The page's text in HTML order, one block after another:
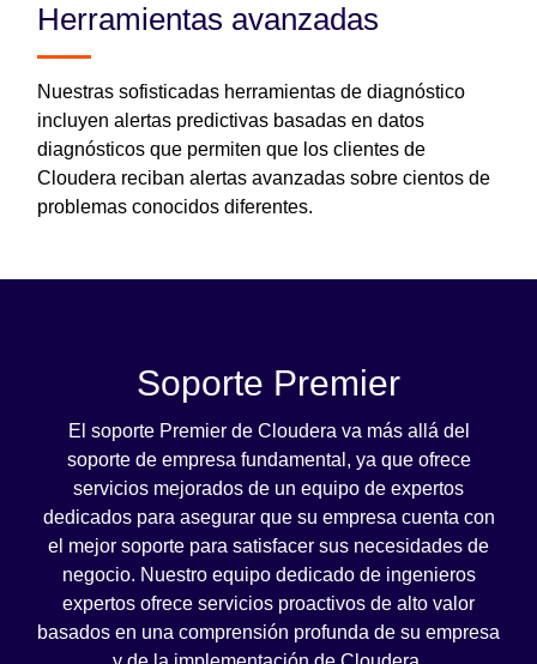
Herramientas avanzadas
Nuestras sofisticadas herramientas de diagnóstico
incluyen alertas predictivas basadas en datos
diagnósticos que permiten que los clientes de
Cloudera reciban alertas avanzadas sobre cientos de
problemas conocidos diferentes.
Soporte Premier
El soporte Premier de Cloudera va más allá del
soporte de empresa fundamental, ya que ofrece
servicios mejorados de un equipo de expertos
dedicados para asegurar que su empresa cuenta con
el mejor soporte para satisfacer sus necesidades de
negocio. Nuestro equipo dedicado de ingenieros
expertos ofrece servicios proactivos de alto valor
basados en una comprensión profunda de su empresa